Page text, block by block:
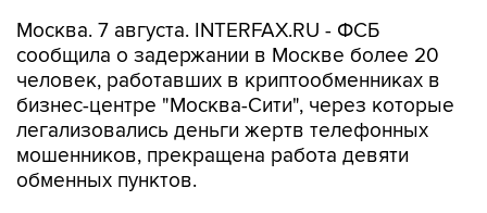
Москва. 7 августа. INTERFAX.RU - ФСБ
сообщила о задержании в Москве более 20
человек, работавших в криптообменниках в
бизнес-центре "Москва-Сити", через которые
легализовались деньги жертв телефонных
мошенников, прекращена работа девяти
обменных пунктов.